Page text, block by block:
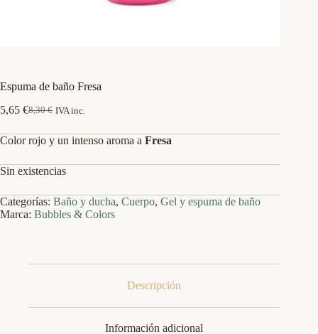
Espuma de baño Fresa
8,30€
El
original
8,30 €.
5,65 €El
actual
5,65 €.
IVA inc.
Color rojo y un intenso aroma a Fresa
Sin existencias
Categorías: Baño y ducha, Cuerpo, Gel y espuma de baño
Marca: Bubbles & Colors
Descripción
Información adicional